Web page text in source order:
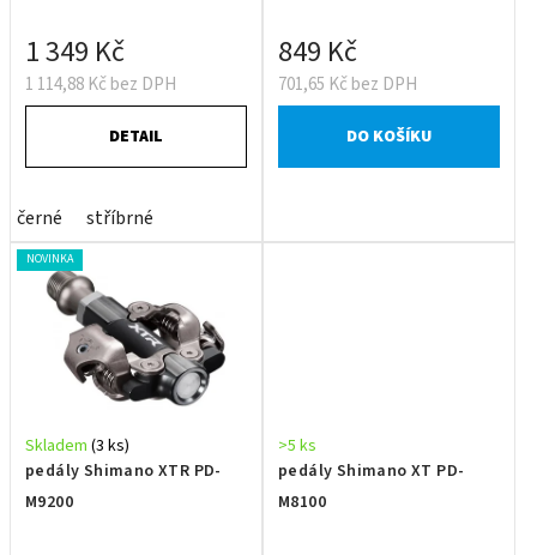
1 114,88 Kč bez DPH
1 349 Kč
DETAIL
černé stříbrné
701,65 Kč bez DPH
849 Kč
DO KOŠÍKU
NOVINKA
pedály Shimano XTR PD-
M9200
Skladem (3 ks)
pedály Shimano XT PD-
M8100
>5 ks